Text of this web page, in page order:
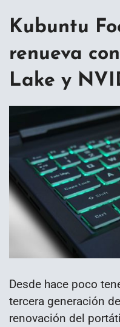
Kubuntu
renueva
Lake y
Desde hace poco
tercera generación
renovación del